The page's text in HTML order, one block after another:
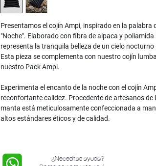
Presentamos el cojín Ampi, inspirado en la palabra
"Noche". Elaborado con fibra de alpaca y poliamida
representa la tranquila belleza de un cielo
Esta pieza se complementa con nuestro cojín
nuestro Pack Ampi.
Experimenta el encanto de la noche con el cojín
reconfortante calidez. Procedente de artesanos de
manta está meticulosamente confeccionada a
altos estándares éticos y de calidad.
¿Necesitas ayuda?